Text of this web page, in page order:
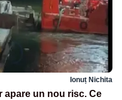
Ionuț Nichita
apare un nou risc. Ce